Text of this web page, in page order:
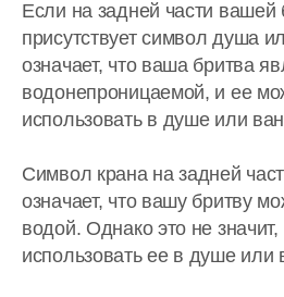
Если на задней части вашей
присутствует символ душа
означает, что ваша бритва
водонепроницаемой, и ее
использовать в душе или
Символ крана на задней
означает, что вашу бритву
водой. Однако это не
использовать ее в душе или